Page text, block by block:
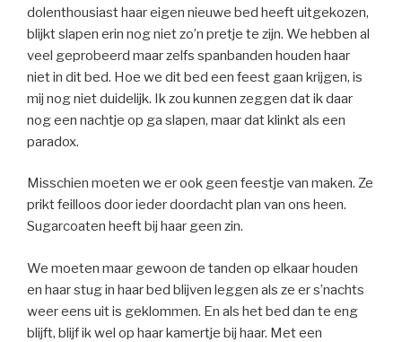
dolenthousiast haar eigen nieuwe bed heeft uitgekozen,
blijkt slapen erin nog niet zo’n pretje te zijn. We hebben al
veel geprobeerd maar zelfs spanbanden houden haar
niet in dit bed. Hoe we dit bed een feest gaan krijgen, is
mij nog niet duidelijk. Ik zou kunnen zeggen dat ik daar
nog een nachtje op ga slapen, maar dat klinkt als een
paradox.
Misschien moeten we er ook geen feestje van maken. Ze
prikt feilloos door ieder doordacht plan van ons heen.
Sugarcoaten heeft bij haar geen zin.
We moeten maar gewoon de tanden op elkaar houden
en haar stug in haar bed blijven leggen als ze er s’nachts
weer eens uit is geklommen. En als het bed dan te eng
blijft, blijf ik wel op haar kamertje bij haar. Met een